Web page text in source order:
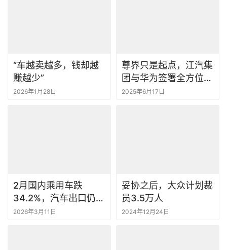
“车越卖越多，钱却越
赚越少”
2026年1月28日
尊界只是起点，江汽集
团与华为签署全方位战
略合作协议
2025年6月17日
2月国内乘用车跌
34.2%，汽车出口仍增
长52.4%丨一句话点评
2026年3月11日
妥协之后，大众计划裁
员3.5万人
2024年12月24日